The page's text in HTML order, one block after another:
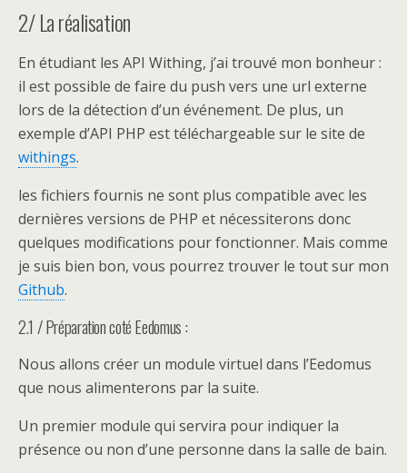
2/ La réalisation
En étudiant les API Withing, j’ai trouvé mon bonheur :
il est possible de faire du push vers une url externe
lors de la détection d’un événement. De plus, un
exemple d’API PHP est téléchargeable sur le site de
withings.
les fichiers fournis ne sont plus compatible avec les
dernières versions de PHP et nécessiterons donc
quelques modifications pour fonctionner. Mais comme
je suis bien bon, vous pourrez trouver le tout sur mon
Github.
2.1 / Préparation coté Eedomus :
Nous allons créer un module virtuel dans l’Eedomus
que nous alimenterons par la suite.
Un premier module qui servira pour indiquer la
présence ou non d’une personne dans la salle de bain.